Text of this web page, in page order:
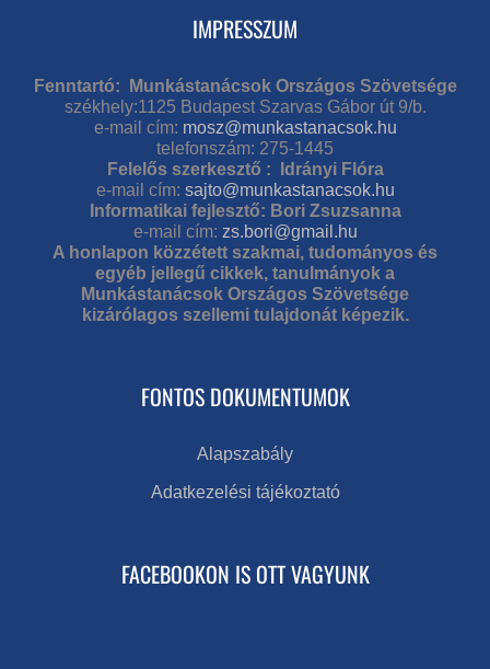
IMPRESSZUM
Fenntartó: Munkástanácsok Országos Szövetsége
székhely:1125 Budapest Szarvas Gábor út 9/b.
e-mail cím: mosz@munkastanacsok.hu
telefonszám: 275-1445
Felelős szerkesztő : Idrányi Flóra
e-mail cím: sajto@munkastanacsok.hu
Informatikai fejlesztő: Bori Zsuzsanna
e-mail cím: zs.bori@gmail.hu
A honlapon közzétett szakmai, tudományos és
egyéb jellegű cikkek, tanulmányok a
Munkástanácsok Országos Szövetsége
kizárólagos szellemi tulajdonát képezik.
FONTOS DOKUMENTUMOK
Alapszabály
Adatkezelési tájékoztató
FACEBOOKON IS OTT VAGYUNK